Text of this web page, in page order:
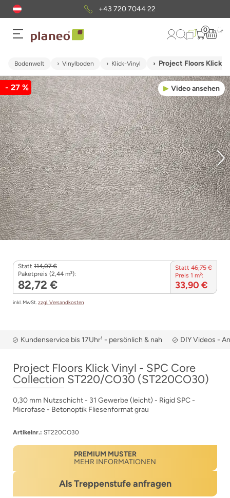
+43 720 7044 22
0
Bodenwelt Vinylboden Klick-Vinyl Project Floors Klick
Video ansehen
- 27 %
Statt 114,07 €
Paketpreis (2,44 m²):
82,72 €
Statt 46,75 €
Preis 1 m²:
33,90 €
inkl. MwSt.zzgl. Versandkosten
Kundenservice bis 17Uhr¹ - persönlich & nah DIY Videos -
Project Floors Klick Vinyl - SPC Core
Collection ST220/CO30 (ST220CO30)
0,30 mm Nutzschicht - 31 Gewerbe (leicht) - Rigid SPC -
Microfase - Betonoptik Fliesenformat grau
Artikelnr.: ST220CO30
PREMIUM MUSTER
MEHR INFORMATIONEN
Als Treppenstufe anfragen